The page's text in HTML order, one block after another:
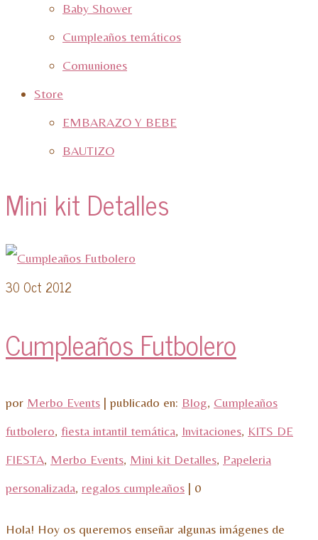
Baby Shower
Cumpleaños temáticos
Comuniones
Store
EMBARAZO Y BEBE
BAUTIZO
Mini kit Detalles
30 Oct 2012
Cumpleaños Futbolero
por Merbo Events | publicado en: Blog, Cumpleaños
futbolero, fiesta intantil temática, Invitaciones, KITS DE
FIESTA, Merbo Events, Mini kit Detalles, Papeleria
personalizada, regalos cumpleaños | 0
Hola! Hoy os queremos enseñar algunas imágenes de